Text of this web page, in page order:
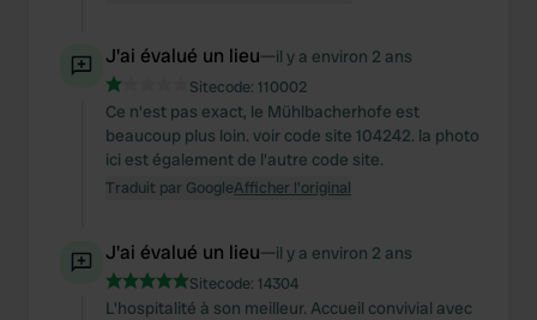
J'ai évalué un lieu—il y a environ 2 ans
Sitecode: 110002
Ce n'est pas exact, le Mühlbacherhofe est
beaucoup plus loin. voir code site 104242. la photo
ici est également de l'autre code site.
Traduit par GoogleAfficher l'original
J'ai évalué un lieu—il y a environ 2 ans
Sitecode: 14304
L'hospitalité à son meilleur. Accueil convivial avec